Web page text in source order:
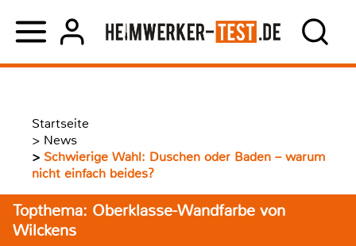
Startseite
> News
> Schwierige Wahl: Duschen oder Baden – warum
nicht einfach beides?
Topthema: Oberklasse-Wandfarbe von
Wilckens